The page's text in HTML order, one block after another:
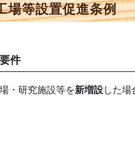
場等設置促進条例
件
・研究施設等を新増設した